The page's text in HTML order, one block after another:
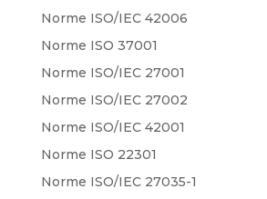
Norme ISO/IEC 42006
Norme ISO 37001
Norme ISO/IEC 27001
Norme ISO/IEC 27002
Norme ISO/IEC 42001
Norme ISO 22301
Norme ISO/IEC 27035-1